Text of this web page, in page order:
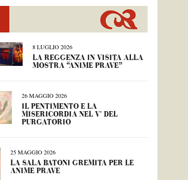
8 LUGLIO 2026
LA REGGENZA IN VISITA ALLA
MOSTRA “ANIME PRAVE”
26 MAGGIO 2026
IL PENTIMENTO E LA
MISERICORDIA NEL V° DEL
PURGATORIO
25 MAGGIO 2026
LA SALA BATONI GREMITA PER LE
ANIME PRAVE